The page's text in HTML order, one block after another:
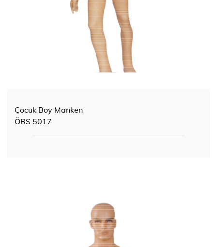
Çocuk Boy Manken
ÖRS 5017